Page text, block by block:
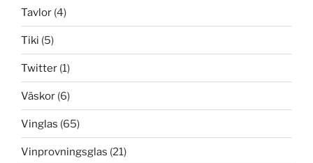
Tavlor (4)
Tiki (5)
Twitter (1)
Väskor (6)
Vinglas (65)
Vinprovningsglas (21)